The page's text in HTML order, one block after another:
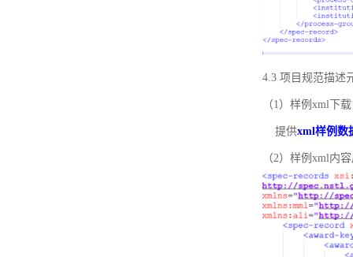
4.3 项目规范描述
（1）样例xml下载
提供xml样例数
（2）样例xml内